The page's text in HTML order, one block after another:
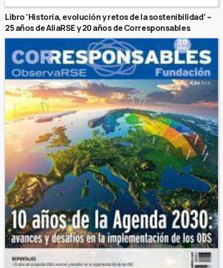
Libro ‘Historia, evolución y retos de la sostenibilidad’ –
25 años de AliaRSE y 20 años de Corresponsables